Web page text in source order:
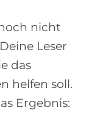
nicht
Leser
das
helfen soll.
Ergebnis: